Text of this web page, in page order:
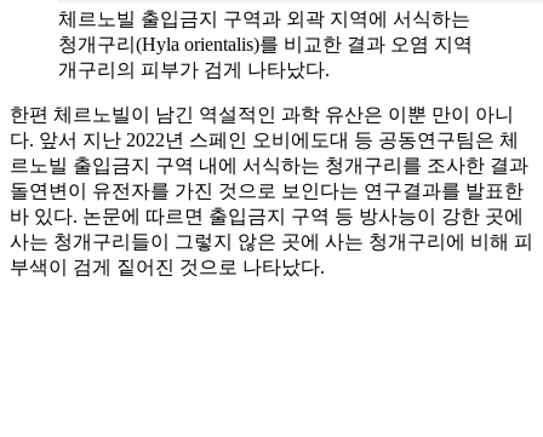
체르노빌 출입금지 구역과 외곽 지역에 서식하는
청개구리(Hyla orientalis)를 비교한 결과 오염 지역
개구리의 피부가 검게 나타났다.
한편 체르노빌이 남긴 역설적인 과학 유산은 이뿐 만이 아니
다. 앞서 지난 2022년 스페인 오비에도대 등 공동연구팀은 체
르노빌 출입금지 구역 내에 서식하는 청개구리를 조사한 결과
돌연변이 유전자를 가진 것으로 보인다는 연구결과를 발표한
바 있다. 논문에 따르면 출입금지 구역 등 방사능이 강한 곳에
사는 청개구리들이 그렇지 않은 곳에 사는 청개구리에 비해 피
부색이 검게 짙어진 것으로 나타났다.